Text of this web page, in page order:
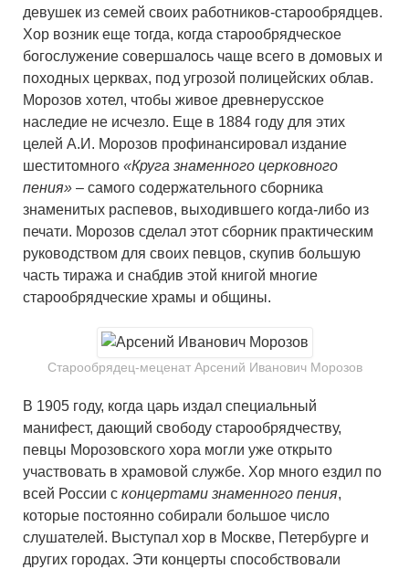
девушек из семей своих работников-старообрядцев.
Хор возник еще тогда, когда старообрядческое
богослужение совершалось чаще всего в домовых и
походных церквах, под угрозой полицейских облав.
Морозов хотел, чтобы живое древнерусское
наследие не исчезло. Еще в 1884 году для этих
целей А.И. Морозов профинансировал издание
шеститомного «Круга знаменного церковного
пения» – самого содержательного сборника
знаменитых распевов, выходившего когда-либо из
печати. Морозов сделал этот сборник практическим
руководством для своих певцов, скупив большую
часть тиража и снабдив этой книгой многие
старообрядческие храмы и общины.
Старообрядец-меценат Арсений Иванович Морозов
В 1905 году, когда царь издал специальный
манифест, дающий свободу старообрядчеству,
певцы Морозовского хора могли уже открыто
участвовать в храмовой службе. Хор много ездил по
всей России с концертами знаменного пения,
которые постоянно собирали большое число
слушателей. Выступал хор в Москве, Петербурге и
других городах. Эти концерты способствовали